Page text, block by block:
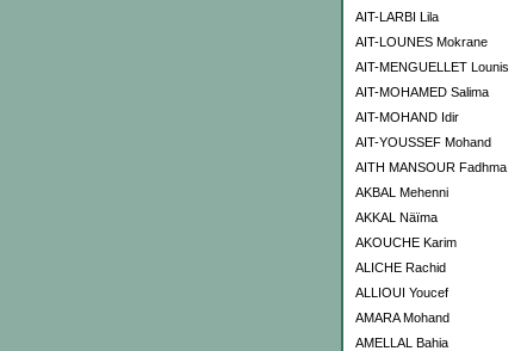
AIT-LARBI Lila
AIT-LOUNES Mokrane
AIT-MENGUELLET Lounis
AIT-MOHAMED Salima
AIT-MOHAND Idir
AIT-YOUSSEF Mohand
AITH MANSOUR Fadhma
AKBAL Mehenni
AKKAL Näïma
AKOUCHE Karim
ALICHE Rachid
ALLIOUI Youcef
AMARA Mohand
AMELLAL Bahia